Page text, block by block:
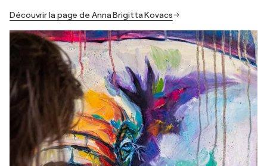
Découvrir la page de Anna Brigitta Kovacs